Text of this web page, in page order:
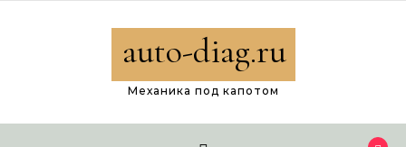
auto-diag.ru
Механика под капотом